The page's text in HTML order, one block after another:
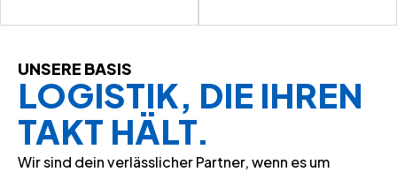
UNSERE BASIS
LOGISTIK, DIE IHREN
TAKT HÄLT.
Wir sind dein verlässlicher Partner, wenn es um